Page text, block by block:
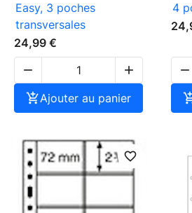
Easy, 3 poches
transversales
24,99 €


Ajouter au panier
4

favorite_border